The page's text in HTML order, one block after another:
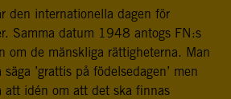
den internationella dagen för
Samma datum 1948 antogs FN:s
om de mänskliga rättigheterna. Man
’grattis på födelsedagen’ men
att idén om att det ska finnas